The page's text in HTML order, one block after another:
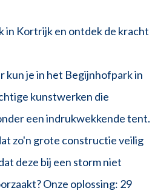
in Kortrijk en ontdek de kracht
kun je in het Begijnhofpark in
kunstwerken die
een indrukwekkende tent.
zo'n grote constructie veilig
deze bij een storm niet
Onze oplossing: 29